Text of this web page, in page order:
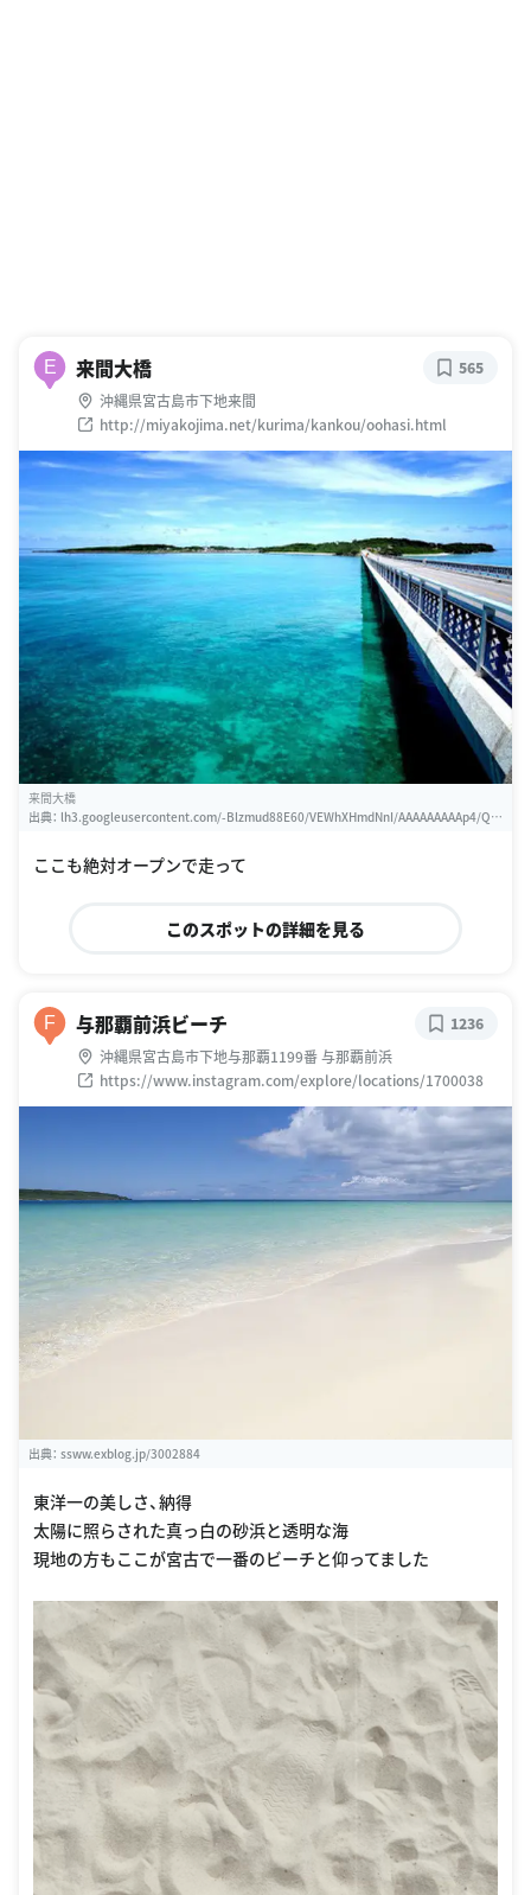
E 来間大橋
沖縄県宮古島市下地来間
http://miyakojima.net/kurima/kankou/oohasi.html
565
来間大橋
出典： lh3.googleusercontent.com/-Blzmud88E60/VEWhXHmdNnI/AAAAAAAAAp4/QO
4%25A7%25E6%25A9%258B
ここも絶対オープンで走って
このスポットの詳細を見る
F 与那覇前浜ビーチ
沖縄県宮古島市下地与那覇1199番 与那覇前浜
https://www.instagram.com/explore/locations/1700038
1236
出典： ssww.exblog.jp/3002884
東洋一の美しさ、納得
太陽に照らされた真っ白の砂浜と透明な海
現地の方もここが宮古で一番のビーチと仰ってました